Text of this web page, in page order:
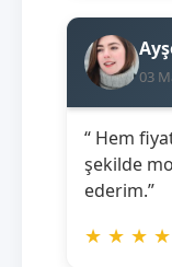
03
“ Hem
şekilde
ederim.”
★ ★ ★ ★